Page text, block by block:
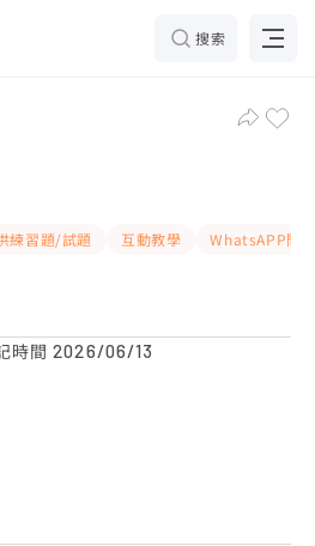
搜索
馬鞍山 補習推介
練習題/試題 互動教學
WhatsAPP問
時間2026/06/13